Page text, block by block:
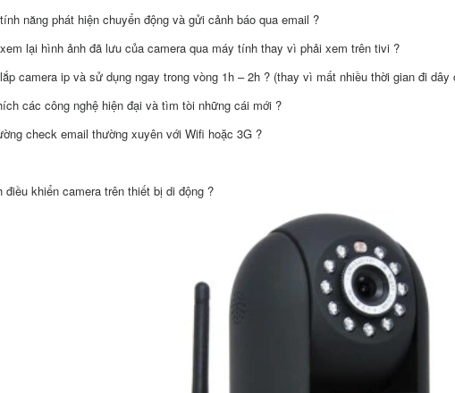
năng phát hiện chuyển động và gửi cảnh báo qua email ?
lại hình ảnh đã lưu của camera qua máy tính thay vì phải xem trên tivi ?
camera ip và sử dụng ngay trong vòng 1h – 2h ? (thay vì mất nhiều thời gian đi dây
các công nghệ hiện đại và tìm tòi những cái mới ?
check email thường xuyên với Wifi hoặc 3G ?
điều khiển camera trên thiết bị di động ?